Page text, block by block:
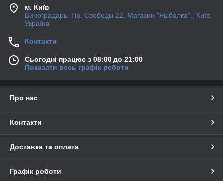
м. Київ
Виноградарь. Пр. Свободы 22. Магазин "Рыбалка"., Київ,
Україна
Контакти
Сьогодні працює з 08:00 до 21:00
Показати весь графік роботи
Про нас
Контакти
Доставка та оплата
Графік роботи